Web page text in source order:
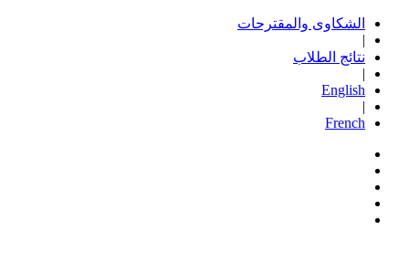
الشكاوى والمقترحات
|
نتائج الطلاب
|
English
|
French